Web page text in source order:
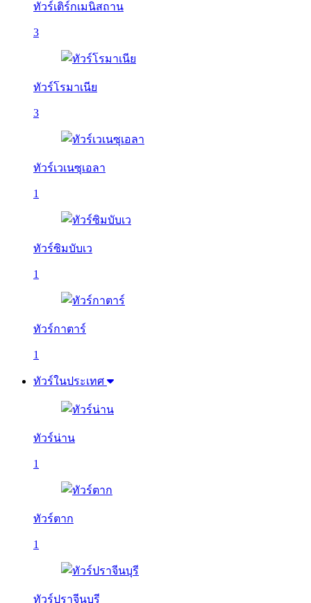
ทัวร์เติร์กเมนิสถาน
3
ทัวร์โรมาเนีย
3
ทัวร์เวเนซุเอลา
1
ทัวร์ซิมบับเว
1
ทัวร์กาตาร์
1
ทัวร์ในประเทศ
ทัวร์น่าน
1
ทัวร์ตาก
1
ทัวร์ปราจีนบุรี